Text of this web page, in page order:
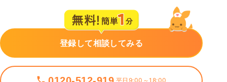
登録して相談してみる
平日9:00～18:00